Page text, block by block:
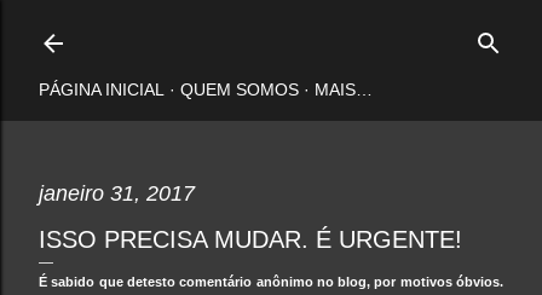
PÁGINA INICIAL QUEM SOMOS MAIS…
janeiro 31, 2017
ISSO PRECISA MUDAR. É URGENTE!
É sabido que detesto comentário anônimo no blog, por motivos óbvios.